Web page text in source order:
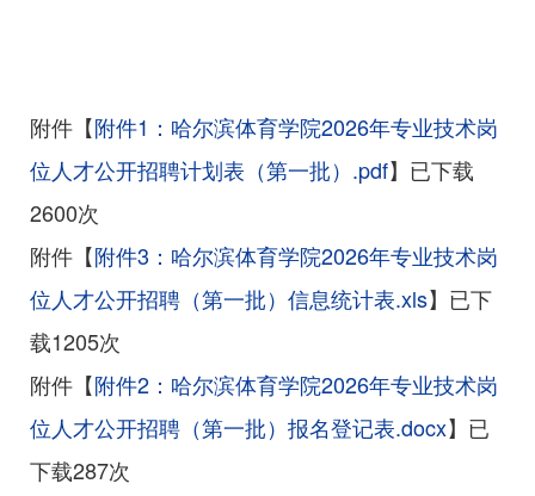
附件【附件1：哈尔滨体育学院2026年专业技术岗
位人才公开招聘计划表（第一批）.pdf】已下载
2600次
附件【附件3：哈尔滨体育学院2026年专业技术岗
位人才公开招聘（第一批）信息统计表.xls】已下
载1205次
附件【附件2：哈尔滨体育学院2026年专业技术岗
位人才公开招聘（第一批）报名登记表.docx】已
下载287次